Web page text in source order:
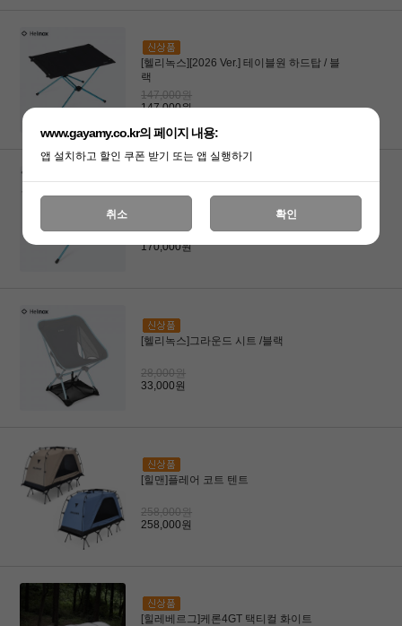
[헬리녹스][2026 Ver.] 테이블원 하드탑 / 블
랙
147,000원
147,000원
[헬리녹스][2026 Ver.] 테이블원 하드탑 라지
170,000원
170,000원
[헬리녹스]그라운드 시트 /블랙
28,000원
33,000원
[힐맨]플레어 코트 텐트
258,000원
258,000원
[힐레베르그]케론4GT 택티컬 화이트
www.gayamy.co.kr의 페이지 내용:
앱 설치하고 할인 쿠폰 받기 또는 앱 실행하기
취소 확인